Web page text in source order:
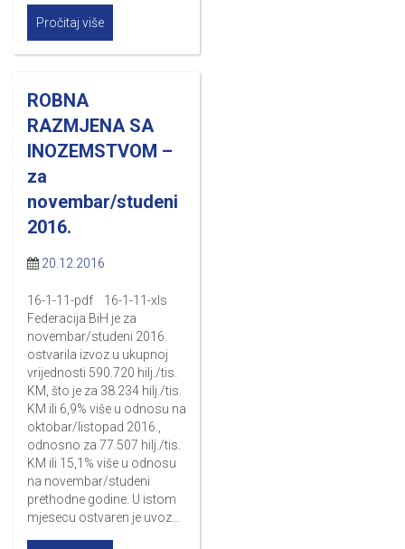
Pročitaj više
ROBNA
RAZMJENA SA
INOZEMSTVOM –
za
novembar/studeni
2016.
20.12.2016
16-1-11-pdf 16-1-11-xls
Federacija BiH je za
novembar/studeni 2016.
ostvarila izvoz u ukupnoj
vrijednosti 590.720 hilj./tis.
KM, što je za 38.234 hilj./tis.
KM ili 6,9% više u odnosu na
oktobar/listopad 2016.,
odnosno za 77.507 hilj./tis.
KM ili 15,1% više u odnosu
na novembar/studeni
prethodne godine. U istom
mjesecu ostvaren je uvoz…